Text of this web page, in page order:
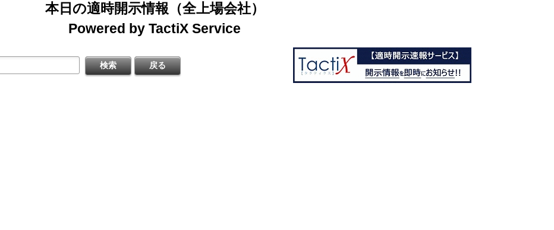
信［日本基準］(連結)
短信〔日本基準〕(連結)
掲載開始日：7/1
ゴルフ・ドゥ（3032：ネクスト）
掲載開始日：5/21
梅の花グループ（7604：スタンダード）
本日の適時開示情報（全上場会社）
Powered by TactiX Service